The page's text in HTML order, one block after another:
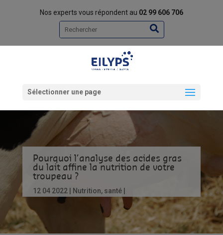
Nos experts vous répondent au 02 99 606 706
Rechercher
Sélectionner une page
Pourquoi l’analyse des acides gras
du lait affine la nutrition de votre
troupeau ?
12 04 2022 Nutrition, santé